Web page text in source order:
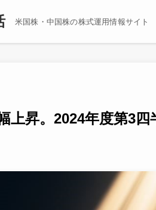
米国株・中国株の株式運用情報サイト
上昇。2024年度第3四